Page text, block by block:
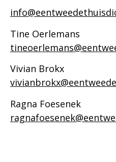
Tine Oerlemans
Vivian Brokx
Ragna Foesenek